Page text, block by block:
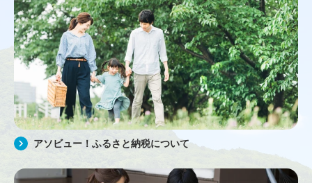
アソビュー！ふるさと納税について